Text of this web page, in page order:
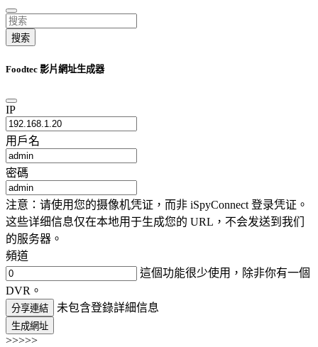
搜索
Foodtec 影片網址生成器
IP
用戶名
密碼
注意：请使用您的摄像机凭证，而非 iSpyConnect 登录凭证。
这些详细信息仅在本地用于生成您的 URL，不会发送到我们
的服务器。
頻道
這個功能很少使用，除非你有一個
DVR。
分享連結 未包含登錄詳細信息
生成網址
>>>>>